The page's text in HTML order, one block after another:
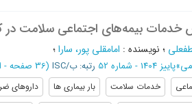
بیمه‌های اجتماعی سلامت در
؛ نویسنده : امامقلی پور، سارا؛
»پاییز 1404 - شماره 52 رتبه: ب/ISC (‎36 صفحه -
خدمات سلامت بار بیماری ها داروهای